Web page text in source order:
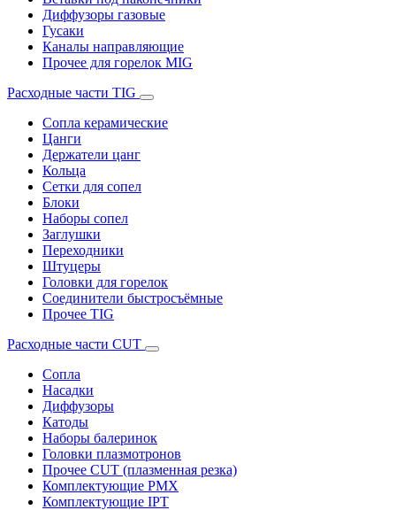
Диффузоры газовые
Гусаки
Каналы направляющие
Прочее для горелок MIG
Расходные части TIG
Сопла керамические
Цанги
Держатели цанг
Кольца
Сетки для сопел
Блоки
Наборы сопел
Заглушки
Переходники
Штуцеры
Головки для горелок
Соединители быстросъёмные
Прочее TIG
Расходные части CUT
Сопла
Насадки
Диффузоры
Катоды
Наборы балеринок
Головки плазмотронов
Прочее CUT (плазменная резка)
Комплектующие PMX
Комплектующие IPT